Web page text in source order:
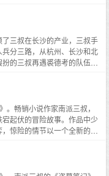
三叔在长沙的产业，三叔手
分三路，从杭州、长沙和北
的三叔再遇裘德考的队伍，
秘密的钥匙吗？在鬼影的推
——在群山中有一群以食人
下凶险万分，波诡云谲！吴
吗？关于三十年前的那支考
局，终极悬念即将揭晓。
畅销小说作家南派三叔，
起伏的冒险故事。作品中少
惊险的情节以一个全新的视
遇一连串的离奇事件之后迅